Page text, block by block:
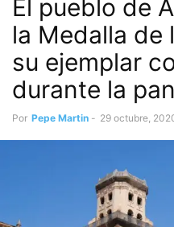
El pueblo de
la Medalla de
su ejemplar
durante la
Por Pepe Martin - 29 octubre,